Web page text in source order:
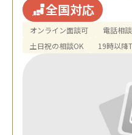
全国対応
オンライン面談可 電話相
土日祝の相談OK
19時以降